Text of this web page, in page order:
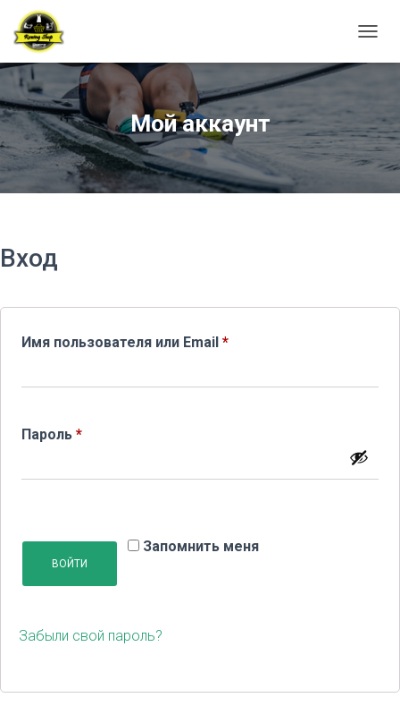
Мой аккаунт
Вход
Имя пользователя или Email *Обязательно
Пароль *Обязательно
Запомнить меня
ВОЙТИ
Забыли свой пароль?